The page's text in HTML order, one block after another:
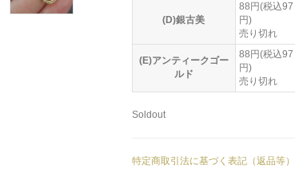
(D)銀古美
88円(税込97
円)
売り切れ
(E)アンティークゴー
ルド
88円(税込97
円)
売り切れ
Soldout
特定商取引法に基づく表記（返品等）